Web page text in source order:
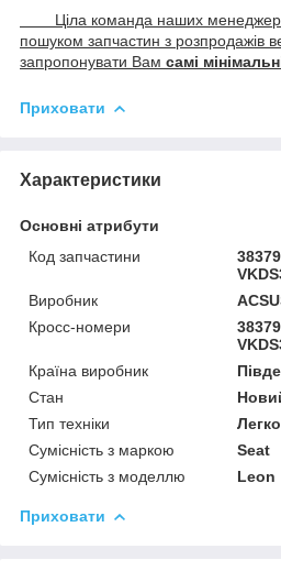
Ціла команда наших менеджерів
пошуком запчастин з розпродажів
запропонувати Вам самі
Приховати
Характеристики
Основні атрибути
Код запчастини
Виробник
Кросс-номери
Країна виробник
Стан
Тип техніки
Сумісність з маркою
Seat
Сумісність з моделлю
Leon
Приховати